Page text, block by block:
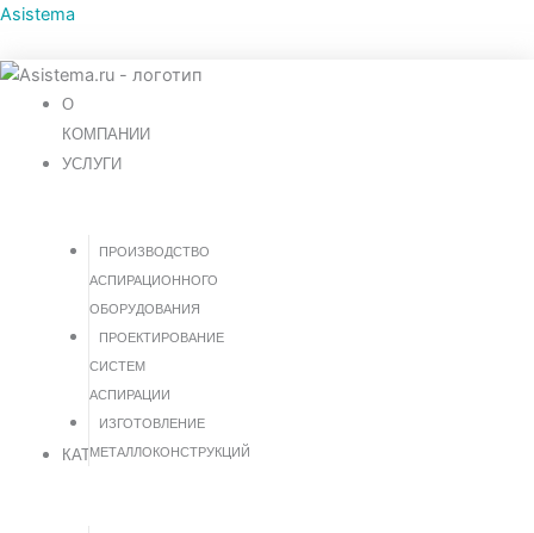
Перейти
содержимому
Asistema
О
КОМПАНИИ
УСЛУГИ
ПРОИЗВОДСТВО
АСПИРАЦИОННОГО
ОБОРУДОВАНИЯ
ПРОЕКТИРОВАНИЕ
СИСТЕМ
АСПИРАЦИИ
ИЗГОТОВЛЕНИЕ
МЕТАЛЛОКОНСТРУКЦИЙ
КАТАЛОГ
Меню